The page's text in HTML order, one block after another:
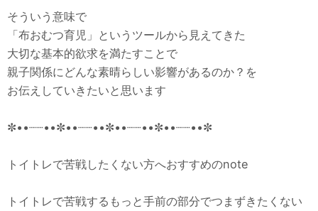
そういう意味で
「布おむつ育児」というツールから見えてきた
大切な基本的欲求を満たすことで
親子関係にどんな素晴らしい影響があるのか？を
お伝えしていきたいと思います
✼••┈┈••✼••┈┈••✼••┈┈••✼••┈┈••✼
トイトレで苦戦したくない方へおすすめのnote
トイトレで苦戦するもっと手前の部分でつまずきたくない